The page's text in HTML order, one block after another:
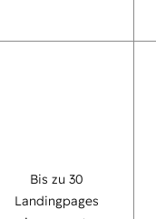
Bis zu 30
Landingpages